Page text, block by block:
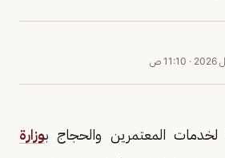
· 11:10 ص
لخدمات المعتمرين والحجاج بوزارة